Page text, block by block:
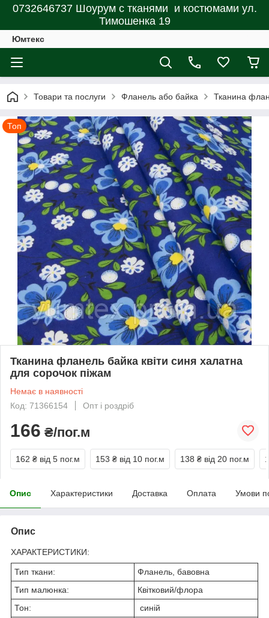
0732646737 Шоурум с тканями и костюмами ул.
Тимошенка 19
Юмтекс
Товари та послуги Фланель або байка Тканина
Топ
Тканина фланель байка квіти синя халатна
для сорочок піжам
Немає в наявності
Код: 71366154
Опт і роздріб
166 ₴/пог.м
162 ₴ від 5 пог.м 153 ₴ від 10 пог.м 138 ₴ від 20 пог.м
Опис Характеристики Доставка Оплата Умови
Опис
ХАРАКТЕРИСТИКИ:
Тип ткани:
Фланель, бавовна
Тип малюнка:
Квітковий/флора
Тон:
синій